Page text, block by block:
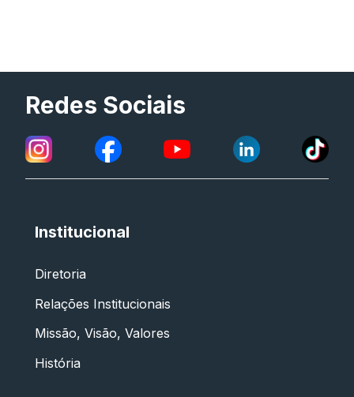
Redes Sociais
Institucional
Diretoria
Relações Institucionais
Missão, Visão, Valores
História